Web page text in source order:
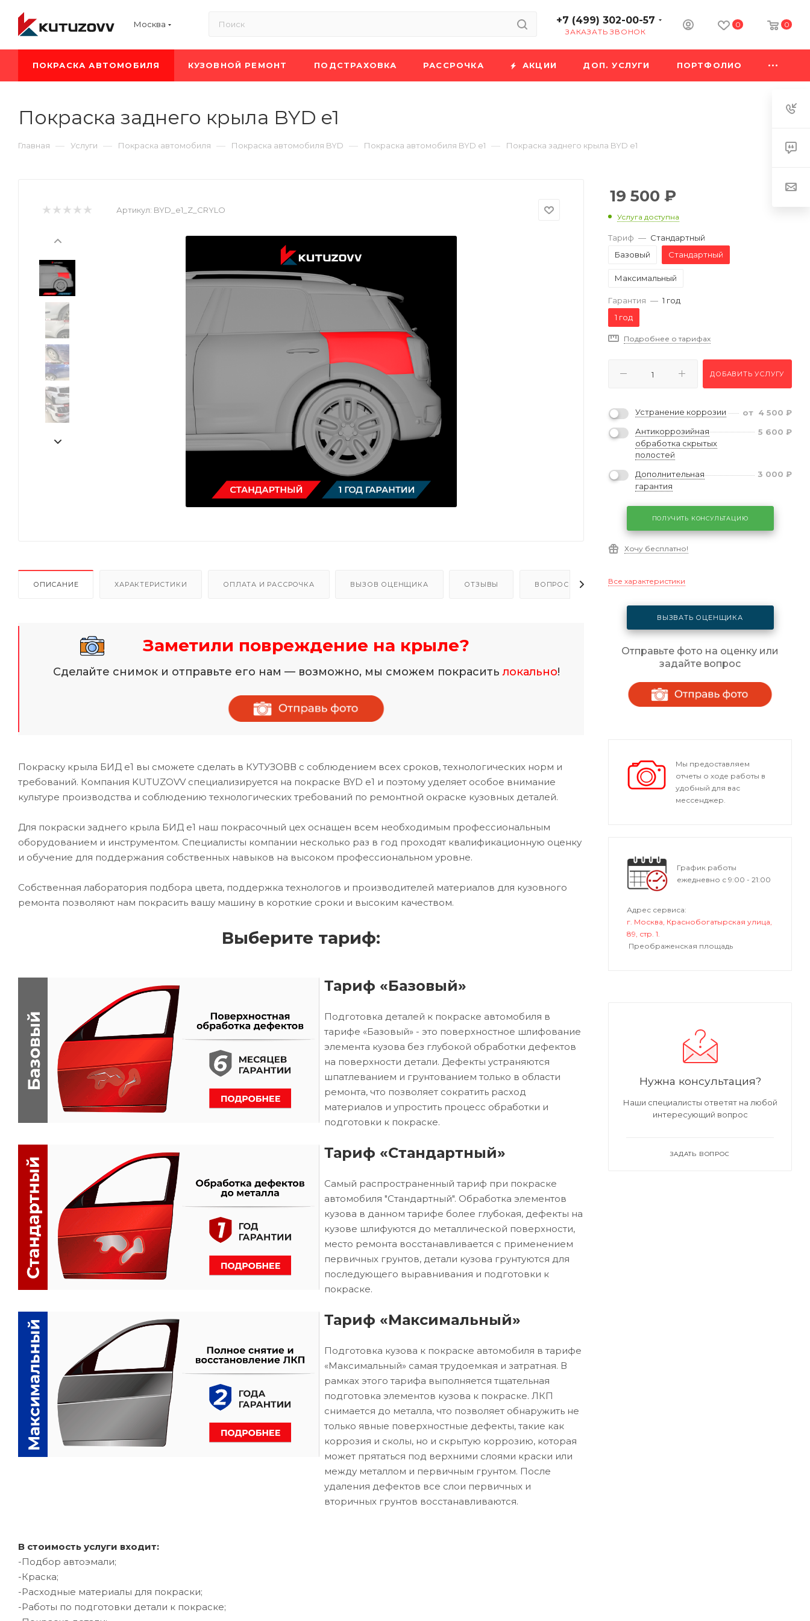
Москва +7 (499) 302-00-57
ЗАКАЗАТЬ ЗВОНОК
0 0
ПОКРАСКА АВТОМОБИЛЯ КУЗОВНОЙ РЕМОНТ ПОДСТРАХОВКА РАССРОЧКА АКЦИИ ДОП. УСЛУГИ ПОРТФОЛИО
Покраска заднего крыла BYD e1
Главная — Услуги — Покраска автомобиля — Покраска автомобиля BYD — Покраска автомобиля BYD e1 — Покраска заднего крыла BYD e1
Артикул: BYD_e1_Z_CRYLO
ОПИСАНИЕ ХАРАКТЕРИСТИКИ ОПЛАТА И РАССРОЧКА ВЫЗОВ ОЦЕНЩИКА ОТЗЫВЫ ВОПРОСЫ - ОТВЕТЫ
Заметили повреждение на крыле?
Сделайте снимок и отправьте его нам — возможно, мы сможем покраситьлокально!
Покраску крыла БИД е1 вы сможете сделать в КУТУЗОВВ с соблюдением всех сроков, технологических норм и
требований. Компания KUTUZOVV специализируется на покраске BYD e1 и поэтому уделяет особое внимание
культуре производства и соблюдению технологических требований по ремонтной окраске кузовных деталей.
Для покраски заднего крыла БИД е1 наш покрасочный цех оснащен всем необходимым профессиональным
оборудованием и инструментом. Специалисты компании несколько раз в год проходят квалификационную оценку
и обучение для поддержания собственных навыков на высоком профессиональном уровне.
Собственная лаборатория подбора цвета, поддержка технологов и производителей материалов для кузовного
ремонта позволяют нам покрасить вашу машину в короткие сроки и высоким качеством.
Выберите тариф:
Тариф «Базовый»
Подготовка деталей к покраске автомобиля в
тарифе «Базовый» - это поверхностное шлифование
элемента кузова без глубокой обработки дефектов
на поверхности детали. Дефекты устраняются
шпатлеванием и грунтованием только в области
ремонта, что позволяет сократить расход
материалов и упростить процесс обработки и
подготовки к покраске.
Тариф «Стандартный»
Самый распространенный тариф при покраске
автомобиля "Стандартный". Обработка элементов
кузова в данном тарифе более глубокая, дефекты на
кузове шлифуются до металлической поверхности,
место ремонта восстанавливается с применением
первичных грунтов, детали кузова грунтуются для
последующего выравнивания и подготовки к
покраске.
Тариф «Максимальный»
Подготовка кузова к покраске автомобиля в тарифе
«Максимальный» самая трудоемкая и затратная. В
рамках этого тарифа выполняется тщательная
подготовка элементов кузова к покраске. ЛКП
снимается до металла, что позволяет обнаружить не
только явные поверхностные дефекты, такие как
коррозия и сколы, но и скрытую коррозию, которая
может прятаться под верхними слоями краски или
между металлом и первичным грунтом. После
удаления дефектов все слои первичных и
вторичных грунтов восстанавливаются.
В стоимость услуги входит:
-Подбор автоэмали;
-Краска;
-Расходные материалы для покраски;
-Работы по подготовки детали к покраске;
19 500 ₽
Услуга доступна
Тариф — Стандартный
Базовый
Стандартный
Максимальный
Гарантия — 1 год
1 год
Подробнее о тарифах
ДОБАВИТЬ УСЛУГУ
Устранение коррозии от 4 500 ₽
Антикоррозийная
обработка скрытых
полостей
5 600 ₽
Дополнительная
гарантия
3 000 ₽
ПОЛУЧИТЬ КОНСУЛЬТАЦИЮ
Хочу бесплатно!
Все характеристики
ВЫЗВАТЬ ОЦЕНЩИКА
Отправьте фото на оценку или
задайте вопрос
Мы предоставляем
отчеты о ходе работы в
удобный для вас
мессенджер.
График работы
ежедневно с 9:00 - 21:00
Адрес сервиса:
г. Москва, Краснобогатырская улица,
89, стр. 1.
Преображенская площадь
Нужна консультация?
Наши специалисты ответят на любой
интересующий вопрос
ЗАДАТЬ ВОПРОС